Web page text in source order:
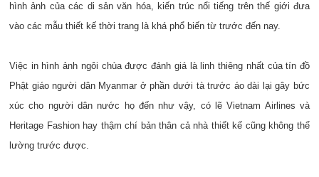
hình ảnh của các di sản văn hóa, kiến trúc nổi tiếng trên thế giới đưa
vào các mẫu thiết kế thời trang là khá phổ biến từ trước đến nay.
Việc in hình ảnh ngôi chùa được đánh giá là linh thiêng nhất của tín đồ
Phật giáo người dân Myanmar ở phần dưới tà trước áo dài lại gây bức
xúc cho người dân nước họ đến như vậy, có lẽ Vietnam Airlines và
Heritage Fashion hay thậm chí bản thân cả nhà thiết kế cũng không thể
lường trước được.